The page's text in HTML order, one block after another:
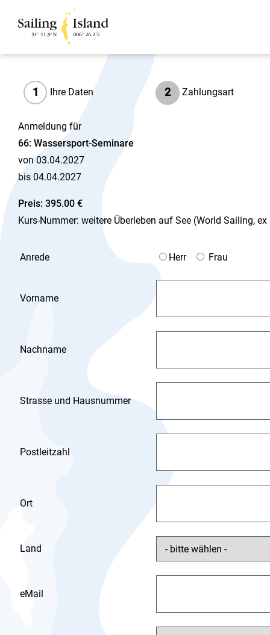
1 Ihre Daten 2 Zahlungsart
Anmeldung für
66: Wassersport-Seminare
von 03.04.2027
bis 04.04.2027
Preis: 395.00 €
Kurs-Nummer: weitere Überleben auf See (World Sailing,
Anrede Herr Frau
Vorname
Nachname
Strasse und Hausnummer
Postleitzahl
Ort
Land
eMail